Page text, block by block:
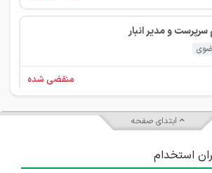
و مدیر انبار
منقضی شده
منقضی شده
ابتدای صفحه
استخدام